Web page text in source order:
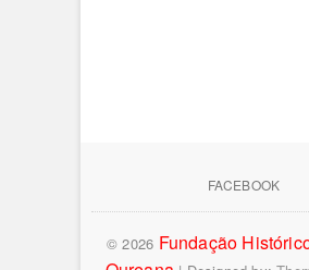
FACEBOOK
© 2026 Fundação